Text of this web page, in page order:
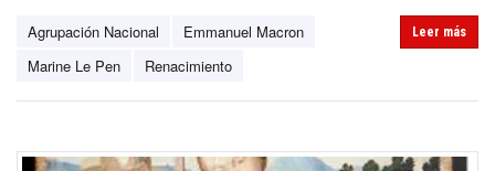
Agrupación Nacional
Emmanuel Macron
Marine Le Pen
Renacimiento
Leer más